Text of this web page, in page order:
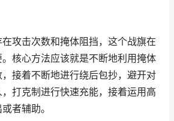
攻击次数和掩体阻挡，这个战旗在
核心方法应该就是不断地利用掩体
接着不断地进行绕后包抄，避开对
打克制进行快速充能，接着运用高
者辅助。